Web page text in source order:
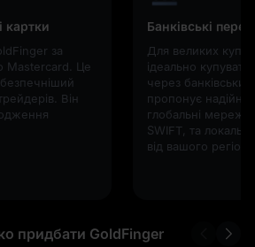
картки
за
Mastercard. Це
Він
Банківські
Для великих
ідеально
через
пропонує надійні
глобальні мережі,
SWIFT, та
від вашого
придбати GoldFinger